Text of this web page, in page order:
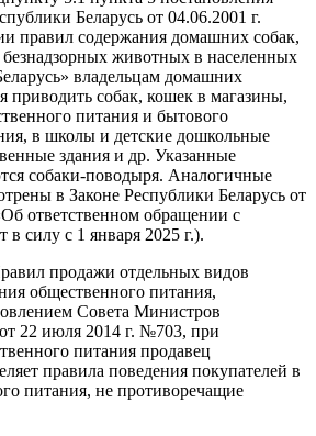
Беларусь от 04.06.2001 г.
правил содержания домашних собак,
безнадзорных животных в населенных
владельцам домашних
приводить собак, кошек в магазины,
питания и бытового
в школы и детские дошкольные
здания и др. Указанные
собаки-поводыря. Аналогичные
в Законе Республики Беларусь от
ответственном обращении с
силу с 1 января 2025 г.).
продажи отдельных видов
общественного питания,
Совета Министров
22 июля 2014 г. №703, при
питания продавец
правила поведения покупателей в
питания, не противоречащие